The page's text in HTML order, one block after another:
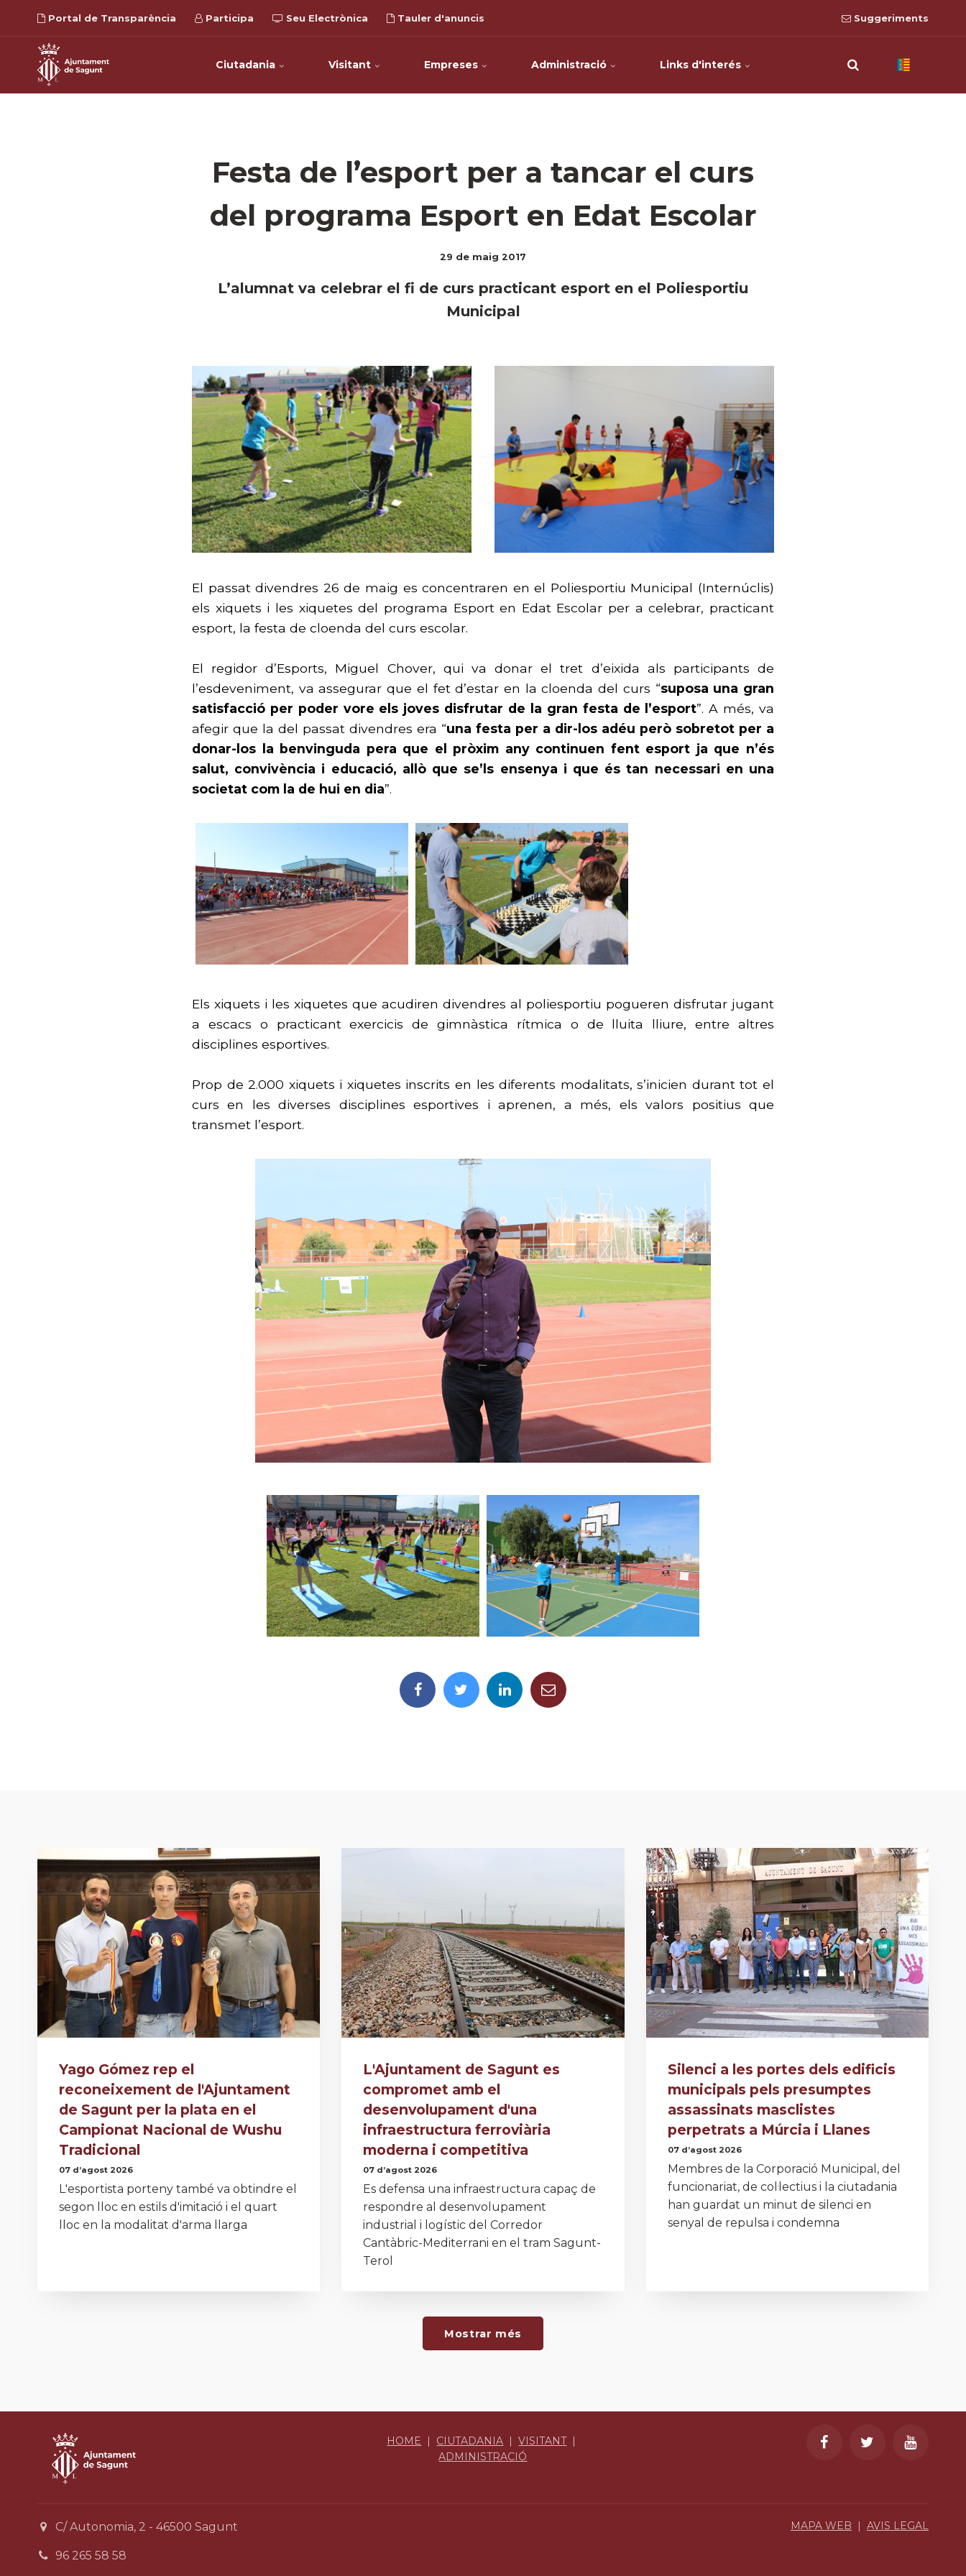
Portal de Transparència Participa Seu Electrònica Tauler d'anuncis Suggeriments
Ciutadania Visitant Empreses Administració Links d'interés
Festa de l’esport per a tancar el curs
del programa Esport en Edat Escolar
29 de maig 2017
L’alumnat va celebrar el fi de curs practicant esport en el Poliesportiu
Municipal
El passat divendres 26 de maig es concentraren en el Poliesportiu Municipal (Internúclis)
els xiquets i les xiquetes del programa Esport en Edat Escolar per a celebrar, practicant
esport, la festa de cloenda del curs escolar.
El regidor d’Esports, Miguel Chover, qui va donar el tret d’eixida als participants de
l’esdeveniment, va assegurar que el fet d’estar en la cloenda del curs “suposa una gran
satisfacció per poder vore els joves disfrutar de la gran festa de l’esport”. A més, va
afegir que la del passat divendres era “una festa per a dir-los adéu però sobretot per a
donar-los la benvinguda pera que el pròxim any continuen fent esport ja que n’és
salut, convivència i educació, allò que se’ls ensenya i que és tan necessari en una
societat com la de hui en dia”.
Els xiquets i les xiquetes que acudiren divendres al poliesportiu pogueren disfrutar jugant
a escacs o practicant exercicis de gimnàstica rítmica o de lluita lliure, entre altres
disciplines esportives.
Prop de 2.000 xiquets i xiquetes inscrits en les diferents modalitats, s’inicien durant tot el
curs en les diverses disciplines esportives i aprenen, a més, els valors positius que
transmet l’esport.
Yago Gómez rep el
reconeixement de l'Ajuntament
de Sagunt per la plata en el
Campionat Nacional de Wushu
Tradicional
07 d’agost 2026
L'esportista porteny també va obtindre el
segon lloc en estils d'imitació i el quart
lloc en la modalitat d'arma llarga
L'Ajuntament de Sagunt es
compromet amb el
desenvolupament d'una
infraestructura ferroviària
moderna i competitiva
07 d’agost 2026
Es defensa una infraestructura capaç de
respondre al desenvolupament
industrial i logístic del Corredor
Cantàbric-Mediterrani en el tram Sagunt-
Terol
Silenci a les portes dels edificis
municipals pels presumptes
assassinats masclistes
perpetrats a Múrcia i Llanes
07 d’agost 2026
Membres de la Corporació Municipal, del
funcionariat, de col·lectius i la ciutadania
han guardat un minut de silenci en
senyal de repulsa i condemna
Mostrar més
HOME | CIUTADANIA |VISITANT|
ADMINISTRACIÓ
C/ Autonomia, 2 - 46500 Sagunt
96 265 58 58
MAPA WEB | AVIS LEGAL